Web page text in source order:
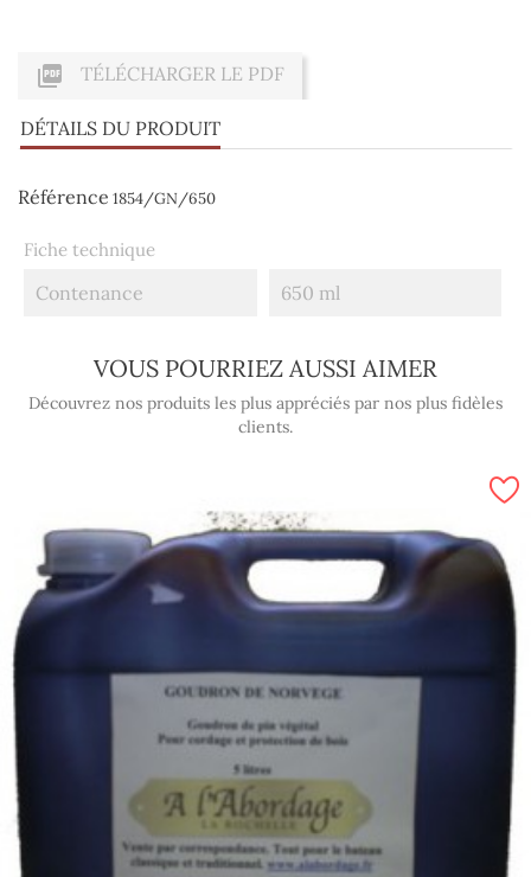
 TÉLÉCHARGER LE PDF
DÉTAILS DU PRODUIT
Référence 1854/GN/650
Fiche technique
Contenance 650 ml
VOUS POURRIEZ AUSSI AIMER
Découvrez nos produits les plus appréciés par nos plus fidèles
clients.